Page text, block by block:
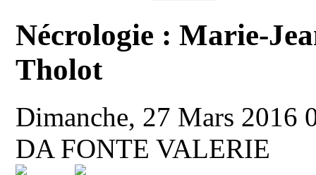
Nécrologie : Marie-
Tholot
Dimanche, 27 Mars 2016
DA FONTE VALERIE